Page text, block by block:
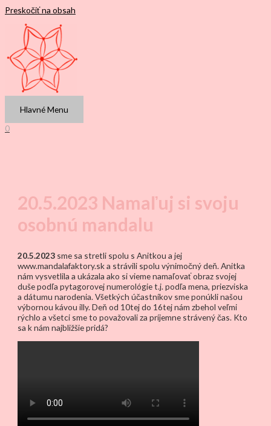
Preskočiť na obsah
Hlavné Menu
0
20.5.2023 Namaľuj si svoju
osobnú mandalu
20.5.2023 sme sa stretli spolu s Anitkou a jej
www.mandalafaktory.sk a strávili spolu výnimočný deň. Anitka
nám vysvetlila a ukázala ako si vieme namaľovať obraz svojej
duše podľa pytagorovej numerológie t.j. podľa mena, priezviska
a dátumu narodenia. Všetkých účastníkov sme ponúkli našou
výbornou kávou illy. Deň od 10tej do 16tej nám zbehol veľmi
rýchlo a všetci sme to považovali za príjemne strávený čas. Kto
sa k nám najbližšie pridá?